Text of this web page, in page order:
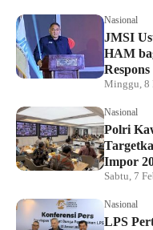
Nasional
JMSI
HAM
Minggu, 8
Nasional
Polri
Impor
Sabtu, 7
Nasional
LPS